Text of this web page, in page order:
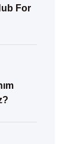
For